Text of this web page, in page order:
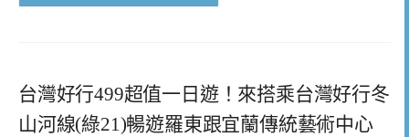
台灣好行499超值一日遊！來搭乘台灣好行冬
山河線(綠21)暢遊羅東跟宜蘭傳統藝術中心